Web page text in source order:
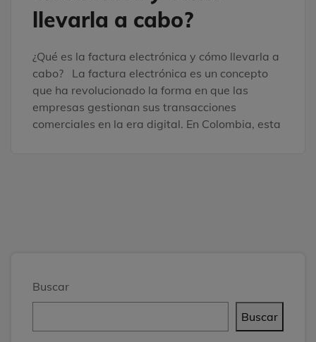
llevarla a cabo?
¿Qué es la factura electrónica y cómo llevarla a
cabo? La factura electrónica es un concepto
que ha revolucionado la forma en que las
empresas gestionan sus transacciones
comerciales en la era digital. En Colombia, esta
Buscar
Buscar